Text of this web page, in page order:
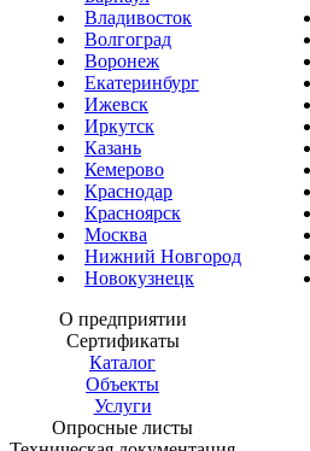
Владивосток
Волгоград
Воронеж
Екатеринбург
Ижевск
Иркутск
Казань
Кемерово
Краснодар
Красноярск
Москва
Нижний Новгород
Новокузнецк
О предприятии
Сертификаты
Каталог
Объекты
Услуги
Опросные листы